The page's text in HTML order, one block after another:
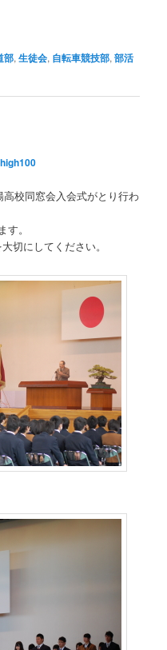
部,生徒会, 自転車競技部,部活
校同窓会入会式がとり行わ
。
切にしてください。